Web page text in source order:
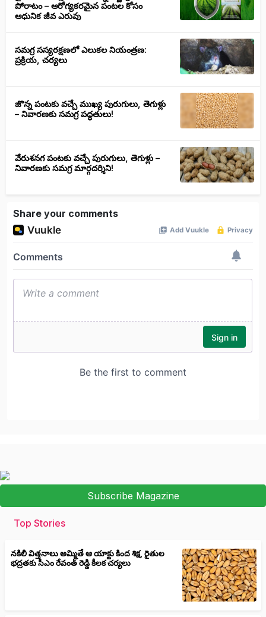
పోరాటం – ఆరోగ్యకరమైన పంటల కోసం
ఆధునిక జీవ ఎరువు
సమగ్ర సస్యరక్షణలో ఎలుకల నియంత్రణ:
ప్రక్రియ, చర్యలు
జొన్న పంటకు వచ్చే ముఖ్య పురుగులు, తెగుళ్లు
– నివారణకు సమగ్ర పద్ధతులు!
వేరుశనగ పంటకు వచ్చే పురుగులు, తెగుళ్లు –
నివారణకు సమగ్ర మార్గదర్శిని!
Share your comments
Subscribe Magazine
Top Stories
నకిలీ విత్తనాలు అమ్మితే ఆ యాక్టు కింద శిక్ష, రైతుల
భద్రతకు సీఎం రేవంత్ రెడ్డి కీలక చర్యలు